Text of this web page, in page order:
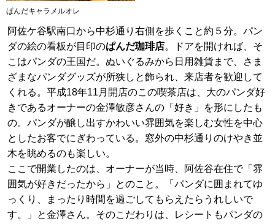
阿佐ケ谷駅南口から中杉通り右側を歩くこと約５分。パン
ダの絵の看板が目印のぱんだ珈琲店。ドアを開ければ、そ
こはパンダの王国だ。ぬいぐるみから日用雑貨まで、さま
ざまなパンダグッズが所狭しと飾られ、来店者を歓迎して
くれる。平成18年11月開店のこの喫茶店は、大のパンダ好
きであるオーナーの金澤敏彦さんの「好き」を形にしたも
の。パンダが醸し出すかわいい雰囲気を楽しむ女性を中心
としたお客でにぎわっている。窓外の中杉通りのけやき並
木を眺めるのも楽しい。
ここで開業したのは、オーナーが当時、阿佐谷在住で「雰
囲気が好きだったから」とのこと。「パンダに囲まれてゆ
っくり、まったり時間を過ごしてもらえたらうれしいで
す。」と金澤さん。そのこだわりは、レシートもパンダの
ぱんだキャラメルオレ